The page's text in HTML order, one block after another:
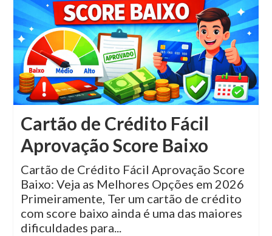
Cartão de Crédito Fácil
Aprovação Score Baixo
Cartão de Crédito Fácil Aprovação Score
Baixo: Veja as Melhores Opções em 2026
Primeiramente, Ter um cartão de crédito
com score baixo ainda é uma das maiores
dificuldades para...